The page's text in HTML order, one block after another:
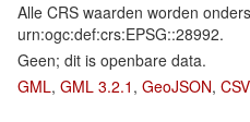
Alle CRS waarden worden
urn:ogc:def:crs:EPSG::28992.
Geen; dit is openbare data.
GML, GML 3.2.1 , GeoJSON, CSV